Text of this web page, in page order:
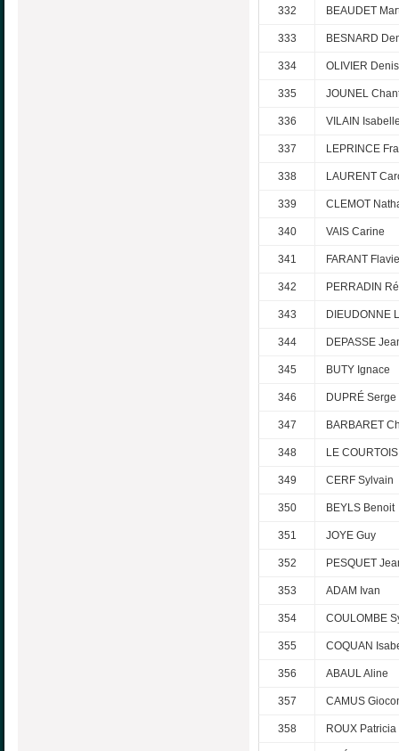
332 BEAUDET
333 BESNARD
334 OLIVIER
335 JOUNEL
336 VILAIN
337 LEPRINCE
338 LAURENT
339 CLEMOT
340 VAIS Carine
341 FARANT
342 PERRADIN
343 DIEUDONNE
344 DEPASSE
345 BUTY Ignace
346 DUPRÉ Serge
347 BARBARET
348 LE
349 CERF Sylvain
350 BEYLS Benoit
351 JOYE Guy
352 PESQUET
353 ADAM Ivan
354 COULOMBE
355 COQUAN
356 ABAUL Aline
357 CAMUS
358 ROUX Patricia